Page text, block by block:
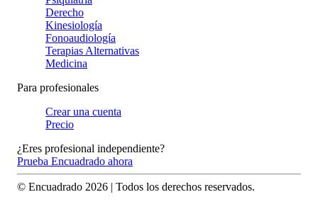
Derecho
Kinesiología
Fonoaudiología
Terapias Alternativas
Medicina
Para profesionales
Crear una cuenta
Precio
¿Eres profesional independiente?
Prueba Encuadrado ahora
© Encuadrado 2026 | Todos los derechos reservados.